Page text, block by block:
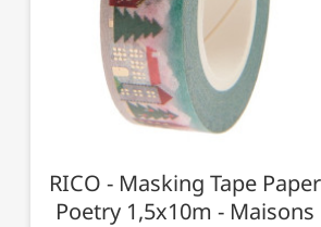
RICO - Masking Tape Paper
Poetry 1,5x10m - Maisons